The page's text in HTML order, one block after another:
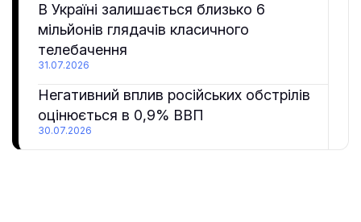
В Україні залишається близько 6
мільйонів глядачів класичного
телебачення
31.07.2026
Негативний вплив російських обстрілів
оцінюється в 0,9% ВВП
30.07.2026